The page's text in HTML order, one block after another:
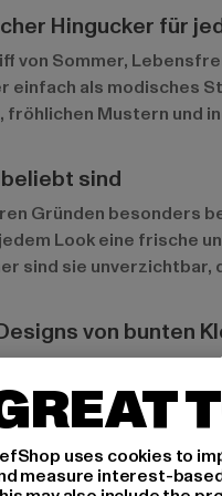
Hingucker für
von Sommer,
einfach als modisches
Mustern und
sind
Gründen besonders
Look eine frische
sind sie
von bunten
geometrische
absoluten Klassikern
Auch Streifen und
die ihrem Look eine
uses cookies to
measure interest-